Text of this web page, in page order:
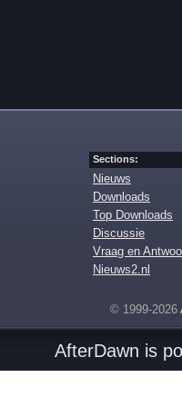
Sections:
Nieuws
Downloads
Top Downloads
Discussie
Vraag en
Nieuws2.nl
© 1999-2026
AfterDawn is